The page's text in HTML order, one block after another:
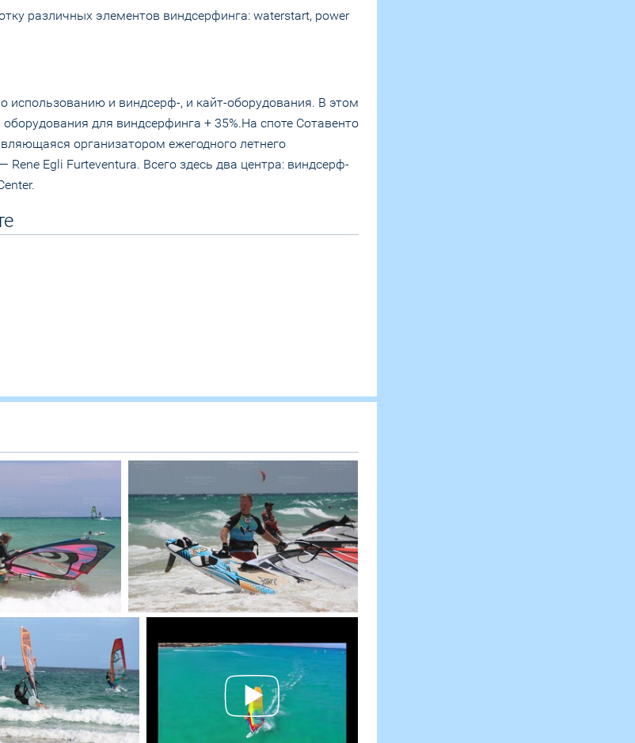
различных элементов виндсерфинга: waterstart, power
использованию и виндсерф-, и кайт-оборудования. В этом
для виндсерфинга + 35%.На споте Сотавенто
организатором ежегодного летнего
Egli Furteventura. Всего здесь два центра: виндсерф-